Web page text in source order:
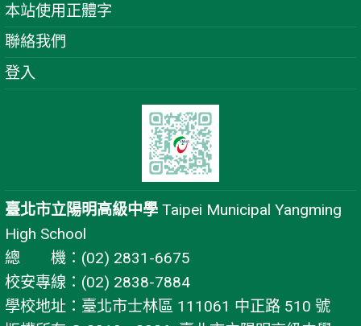
本站使用正體字
聯絡我們
登入
臺北市立陽明高級中學 Taipei Municipal Yangming
High School
總 機：(02) 2831-6675
校安專線：(02) 2838-7884
學校地址：臺北市士林區 111061 中正路 510 號